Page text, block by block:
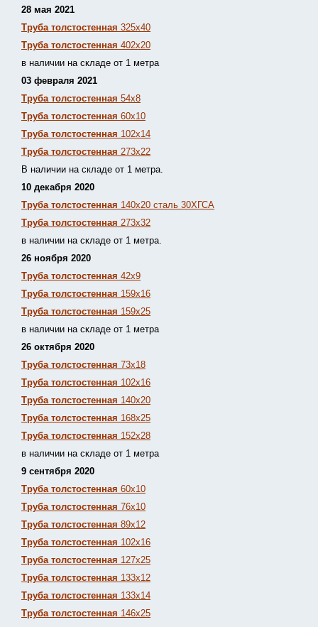
28 мая 2021
Труба толстостенная 325х40
Труба толстостенная 402х20
в наличии на складе от 1 метра
03 февраля 2021
Труба толстостенная 54х8
Труба толстостенная 60х10
Труба толстостенная 102х14
Труба толстостенная 273х22
В наличии на складе от 1 метра.
10 декабря 2020
Труба толстостенная 140х20 сталь 30ХГСА
Труба толстостенная 273х32
в наличии на складе от 1 метра.
26 ноября 2020
Труба толстостенная 42х9
Труба толстостенная 159х16
Труба толстостенная 159х25
в наличии на складе от 1 метра
26 октября 2020
Труба толстостенная 73х18
Труба толстостенная 102х16
Труба толстостенная 140х20
Труба толстостенная 168х25
Труба толстостенная 152х28
в наличии на складе от 1 метра
9 сентября 2020
Труба толстостенная 60х10
Труба толстостенная 76х10
Труба толстостенная 89х12
Труба толстостенная 102х16
Труба толстостенная 127х25
Труба толстостенная 133х12
Труба толстостенная 133х14
Труба толстостенная 146х25